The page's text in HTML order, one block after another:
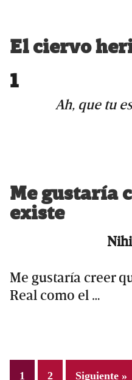
El ciervo
1
Ah, que tu
Me gustaría
existe
Me gustaría creer
Real como el …
Page
1 Page
2 Siguiente »